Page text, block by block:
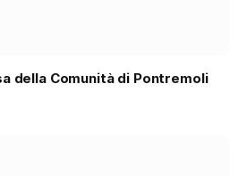
della Comunità di Pontremoli